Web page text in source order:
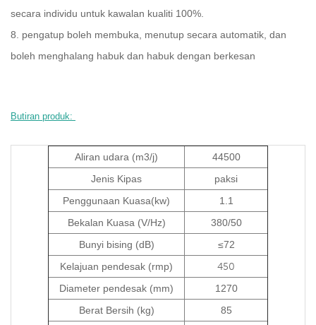
secara individu untuk kawalan kualiti 100%.
8. pengatup boleh membuka, menutup secara automatik, dan
boleh menghalang habuk dan habuk dengan berkesan
Butiran produk:
Aliran udara (m3/j)
44500
Jenis Kipas
paksi
Penggunaan Kuasa(kw)
1.1
Bekalan Kuasa (V/Hz)
380/50
Bunyi bising (dB)
≤72
Kelajuan pendesak (rmp)
450
Diameter pendesak (mm)
1270
Berat Bersih (kg)
85